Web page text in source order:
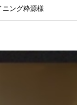
ング粋源様